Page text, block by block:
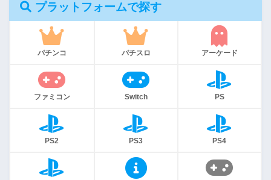
プラットフォームで探す
パチンコ パチスロ アーケード
ファミコン Switch PS
PS2 PS3 PS4